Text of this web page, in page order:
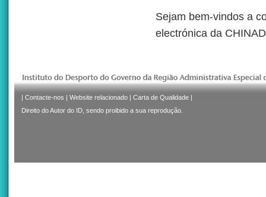
Sejam bem-vindos a
electrónica da
| Contacte-nos | Website relacionado | Carta de Qualidade |
Direito do Autor do ID, sendo proibido a sua reprodução.